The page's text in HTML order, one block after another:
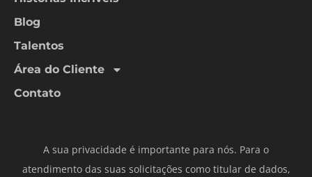
Blog
Talentos
Área do Cliente
Contato
A sua privacidade é importante para nós. Para o
atendimento das suas solicitações como titular de dados,